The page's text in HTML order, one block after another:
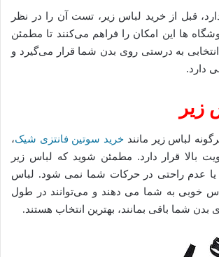
قبل از خرید لباس زیر، تست آن را در نظر
ها این امکان را فراهم می‌کنند تا مطمئن
به درستی روی بدن شما قرار می‌گیرد و
دارد.
زیر
لباس زیر مانند خرید سوتین فانتزی شیک،
بالا قرار دارد. مطمئن شوید که لباس زیر
یا عدم راحتی در حرکات شما نمی‌ شود. لباس‌
خوبی به شما می ‌دهند و می‌توانند در طول
شما باقی بمانند، بهترین انتخاب هستند.